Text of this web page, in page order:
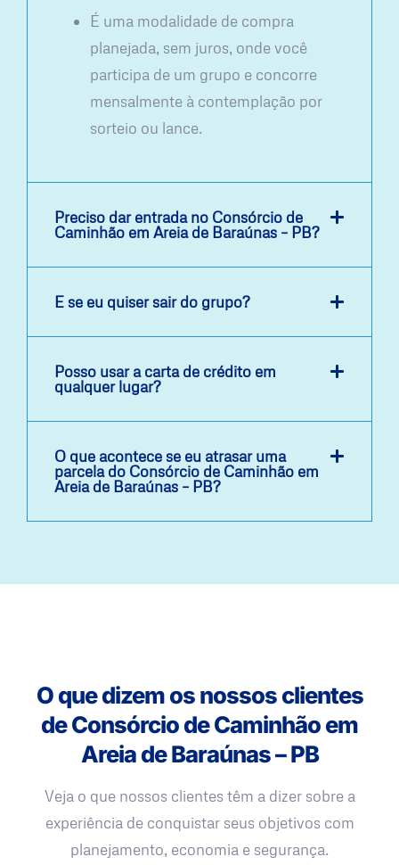
É uma modalidade de compra
planejada, sem juros, onde você
participa de um grupo e concorre
mensalmente à contemplação por
sorteio ou lance.
Preciso dar entrada no Consórcio de
Caminhão em Areia de Baraúnas – PB?
E se eu quiser sair do grupo?
Posso usar a carta de crédito em
qualquer lugar?
O que acontece se eu atrasar uma
parcela do Consórcio de Caminhão em
Areia de Baraúnas – PB?
O que dizem os nossos clientes
de Consórcio de Caminhão em
Areia de Baraúnas – PB
Veja o que nossos clientes têm a dizer sobre a
experiência de conquistar seus objetivos com
planejamento, economia e segurança.